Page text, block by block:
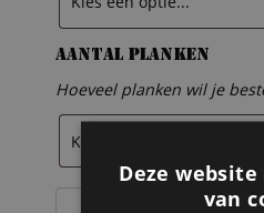
Aantal planken
Hoeveel planken wil je
Deze
van